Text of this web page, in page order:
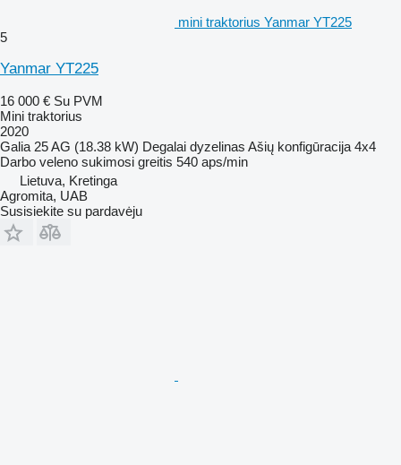
mini traktorius Yanmar YT225
5
Yanmar YT225
16 000 € Su PVM
Mini traktorius
2020
Galia 25 AG (18.38 kW) Degalai dyzelinas Ašių konfigūracija 4x4
Darbo veleno sukimosi greitis 540 aps/min
Lietuva, Kretinga
Agromita, UAB
Susisiekite su pardavėju